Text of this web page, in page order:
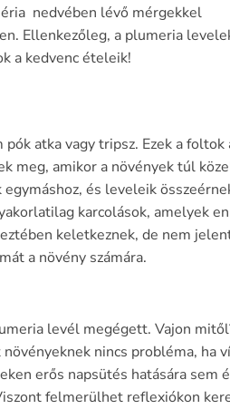
nedvében lévő mérgekkel
Ellenkezőleg, a plumeria
a kedvenc ételeik!
pók atka vagy tripsz. Ezek a foltok
meg, amikor a növények túl
egymáshoz, és leveleik
karcolások, amelyek
keletkeznek, de nem
a növény számára.
levél megégett. Vajon
nincs probléma, ha
erős napsütés hatására sem
felmerülhet reflexiókon